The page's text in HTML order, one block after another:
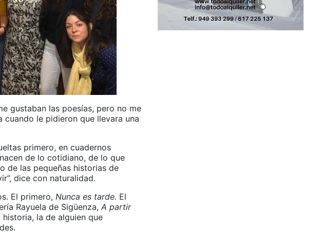
gustaban las poesías, pero no me
cuando le pidieron que llevara una
primero, en cuadernos
de lo cotidiano, de lo que
de las pequeñas historias de
dice con naturalidad.
El primero, Nunca es tarde. El
Rayuela de Sigüenza, A partir
la de alguien que